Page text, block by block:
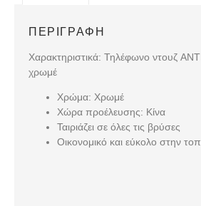
ΠΕΡΙΓΡΑΦΉ
Χαρακτηριστικά: Τηλέφωνο ντουζ
χρωμέ
Χρώμα: Χρωμέ
Χώρα προέλευσης: Κίνα
Ταιριάζει σε όλες τις βρύσες
Οικονομικό και εύκολο στην